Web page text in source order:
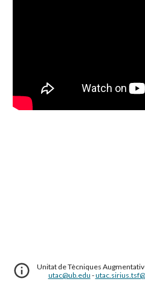
Unitat de Tècniques
utac@ub.edu -